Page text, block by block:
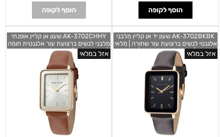
הוסף לקופה הוסף לקופה
AK-3702BKBK שעון יד אן קליין מלבני
אלגנטי לנשים ברצועת עור שחורה | מלאי
מוגבל | שעוני אופנה מיוחדים | ANNE
KLEIN WOMEN'S Black Leather
Band Gold-tone AK-3702BKBK
אזל במלאי
AK-3702CHHY שעון אן קליין אופנתי
מלבני לנשים ברצועת עור אלגנטית חומה
| מסגרת זהב | חנות שעוני נשים בראשון
לציון |Anne Klein Women's Brown
Leather Strap Watch AK-
3702CHHY
אזל במלאי